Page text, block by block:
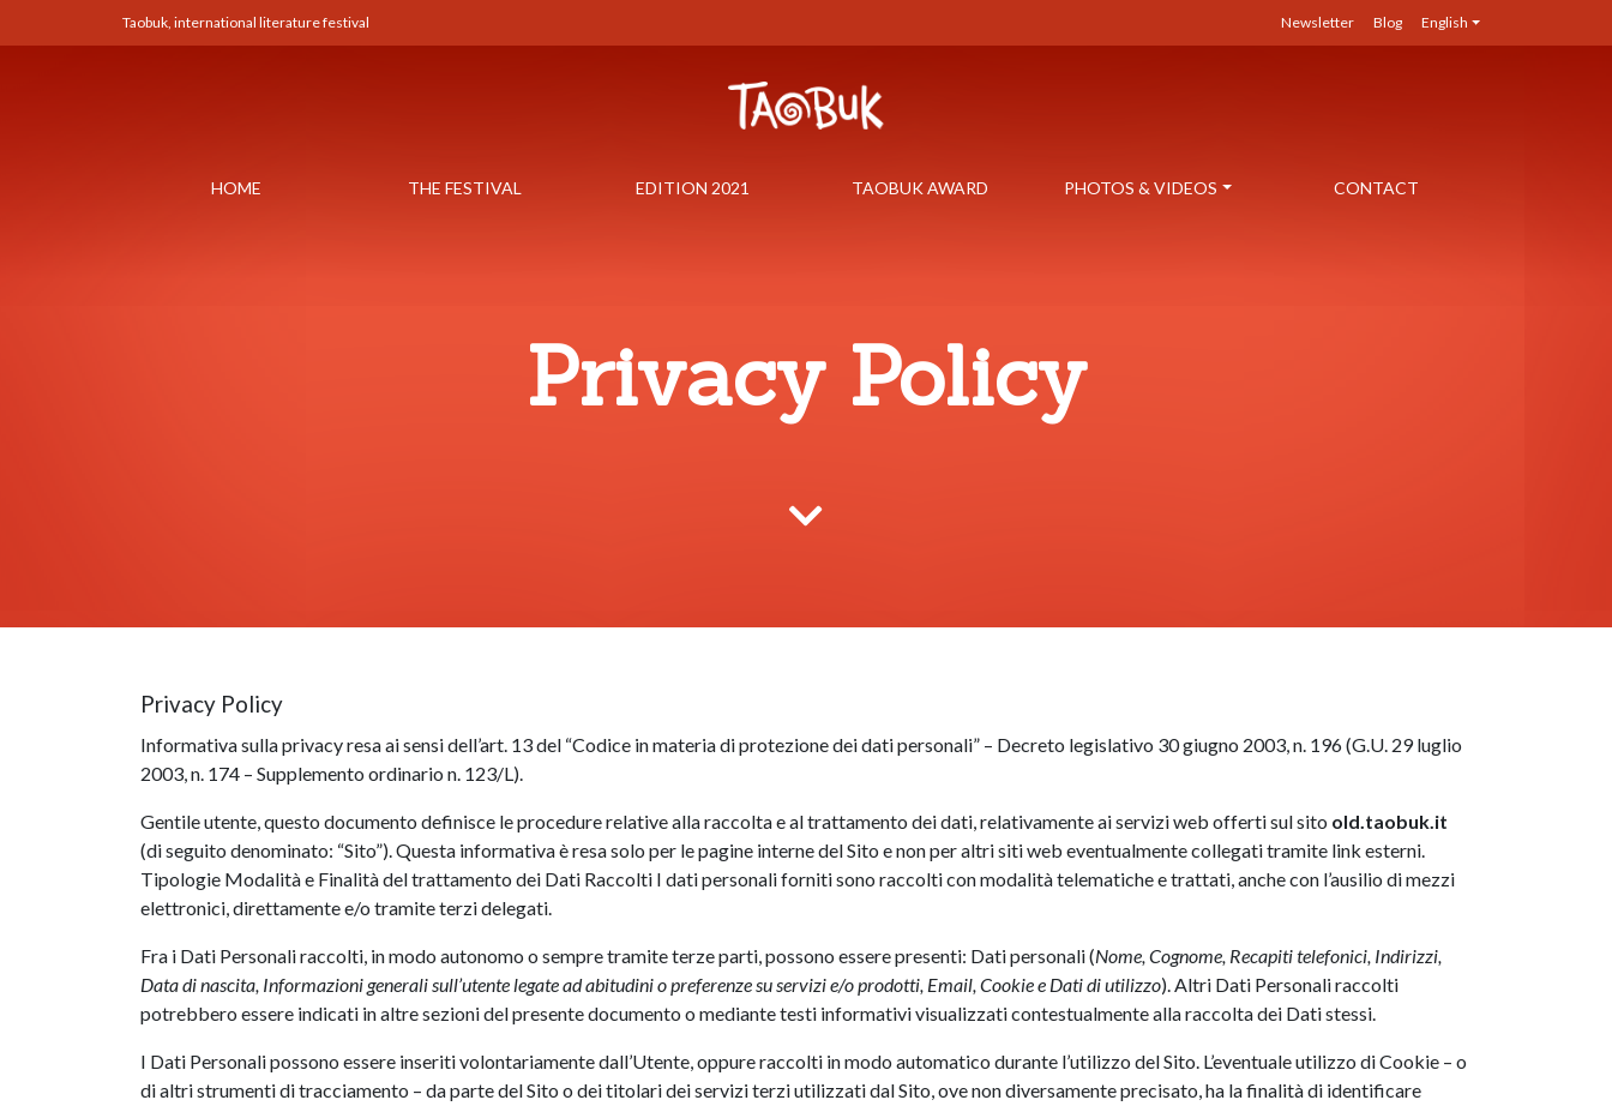
Taobuk, international literature festival Newsletter Blog English
HOME THE FESTIVAL EDITION 2021 TAOBUK AWARD PHOTOS & VIDEOS CONTACT
Privacy Policy
Privacy Policy
Informativa sulla privacy resa ai sensi dell’art. 13 del “Codice in materia di protezione dei dati personali” – Decreto legislativo 30 giugno 2003, n. 196 (G.U. 29 luglio
2003, n. 174 – Supplemento ordinario n. 123/L).
Gentile utente, questo documento definisce le procedure relative alla raccolta e al trattamento dei dati, relativamente ai servizi web offerti sul sito old.taobuk.it
(di seguito denominato: “Sito”). Questa informativa è resa solo per le pagine interne del Sito e non per altri siti web eventualmente collegati tramite link esterni.
Tipologie Modalità e Finalità del trattamento dei Dati Raccolti I dati personali forniti sono raccolti con modalità telematiche e trattati, anche con l’ausilio di mezzi
elettronici, direttamente e/o tramite terzi delegati.
Fra i Dati Personali raccolti, in modo autonomo o sempre tramite terze parti, possono essere presenti: Dati personali (Nome, Cognome, Recapiti telefonici, Indirizzi,
Data di nascita, Informazioni generali sull’utente legate ad abitudini o preferenze su servizi e/o prodotti, Email, Cookie e Dati di utilizzo). Altri Dati Personali raccolti
potrebbero essere indicati in altre sezioni del presente documento o mediante testi informativi visualizzati contestualmente alla raccolta dei Dati stessi.
I Dati Personali possono essere inseriti volontariamente dall’Utente, oppure raccolti in modo automatico durante l’utilizzo del Sito. L’eventuale utilizzo di Cookie – o
di altri strumenti di tracciamento – da parte del Sito o dei titolari dei servizi terzi utilizzati dal Sito, ove non diversamente precisato, ha la finalità di identificare